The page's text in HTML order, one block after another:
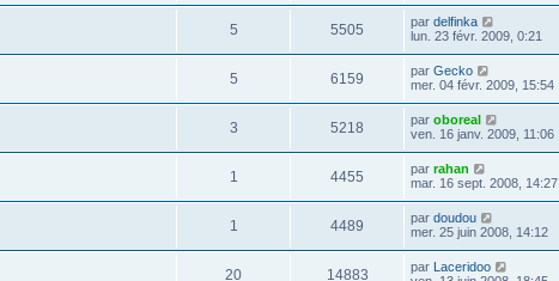
5 5505 par delfinka
lun. 23 févr. 2009, 0:21
5 6159 par Gecko
mer. 04 févr. 2009, 15:54
3 5218 par oboreal
ven. 16 janv. 2009, 11:06
1 4455 par rahan
mar. 16 sept. 2008, 14:27
1 4489 par doudou
mer. 25 juin 2008, 14:12
20 14883 par Laceridoo